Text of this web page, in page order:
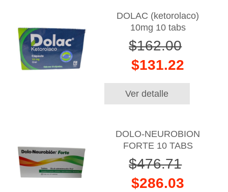
DOLAC (ketorolaco)
10mg 10 tabs
$162.00
$131.22
Ver detalle
DOLO-NEUROBION
FORTE 10 TABS
$476.71
$286.03